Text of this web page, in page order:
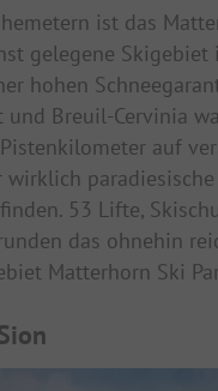
ist das
gelegene Skigebiet
hohen
und Breuil-Cervinia
auf
wirklich paradiesische
53 Lifte,
das ohnehin
Matterhorn Ski